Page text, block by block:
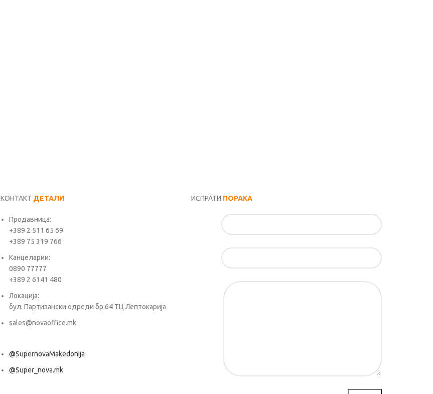
КОНТАКТ ДЕТАЛИ
Продавница:
+389 2 511 65 69
+389 75 319 766
Канцеларии:
0890 77777
+389 2 6141 480
Локација:
бул. Партизански одреди бр.64 ТЦ Лептокарија
sales@novaoffice.mk
@SupernovaMakedonija
@Super_nova.mk
ИСПРАТИ ПОРАКА